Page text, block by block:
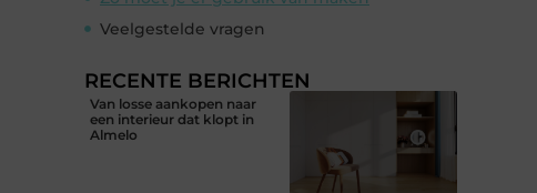
Veelgestelde vragen
RECENTE BERICHTEN
Van losse aankopen naar
een interieur dat klopt in
Almelo